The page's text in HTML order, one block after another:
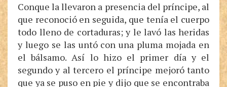
Conque la llevaron a presencia del príncipe, al
que reconoció en seguida, que tenía el cuerpo
todo lleno de cortaduras; y le lavó las heridas
y luego se las untó con una pluma mojada en
el bálsamo. Así lo hizo el primer día y el
segundo y al tercero el príncipe mejoró tanto
que ya se puso en pie y dijo que se encontraba